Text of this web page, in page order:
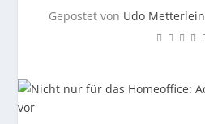
Gepostet von Udo Metterlein